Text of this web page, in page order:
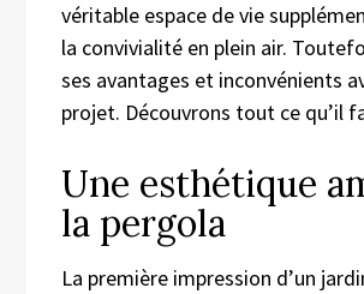
véritable espace de vie
la convivialité en plein air.
ses avantages et inconvénients
projet. Découvrons tout ce qu’il
Une esthétique
la pergola
La première impression d’un